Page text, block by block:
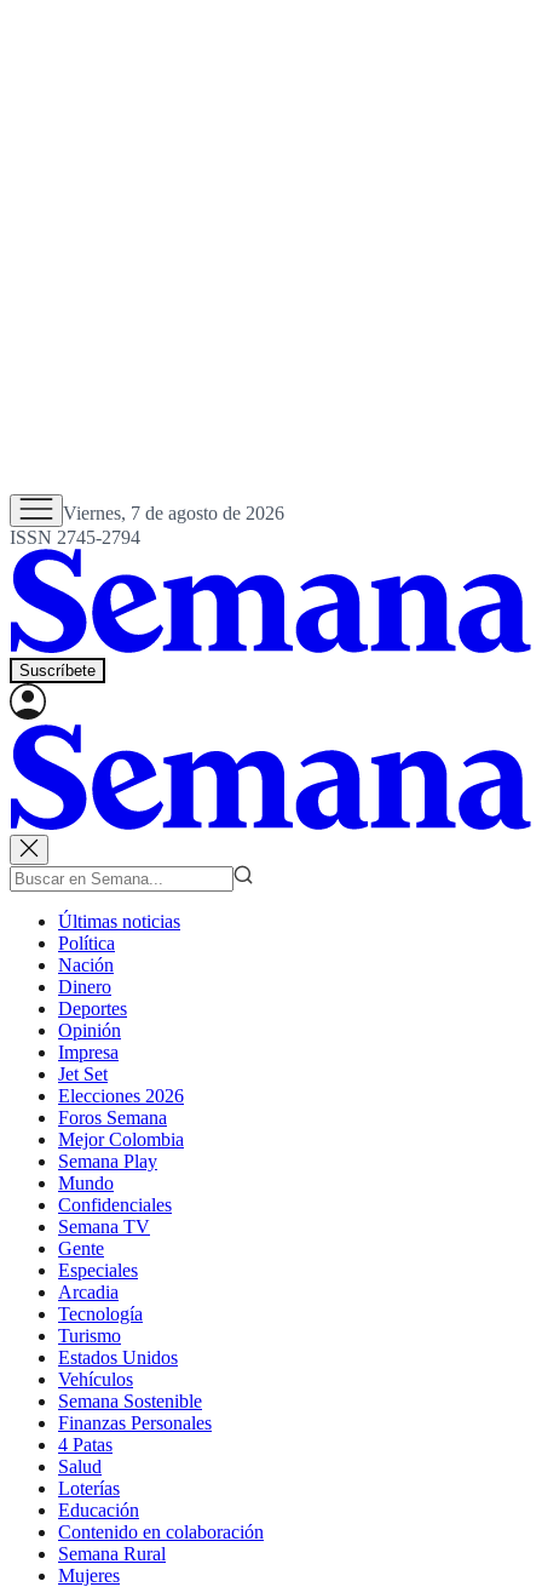
Viernes, 7 de agosto de 2026
ISSN 2745-2794
Suscríbete
Últimas noticias
Política
Nación
Dinero
Deportes
Opinión
Impresa
Jet Set
Elecciones 2026
Foros Semana
Mejor Colombia
Semana Play
Mundo
Confidenciales
Semana TV
Gente
Especiales
Arcadia
Tecnología
Turismo
Estados Unidos
Vehículos
Semana Sostenible
Finanzas Personales
4 Patas
Salud
Loterías
Educación
Contenido en colaboración
Semana Rural
Mujeres